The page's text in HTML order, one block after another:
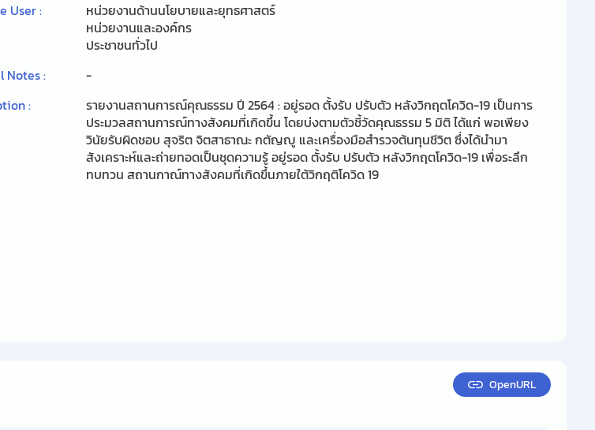
User :
หน่วยงานด้านนโยบายและยุทธศาสตร์
หน่วยงานและองค์กร
ประชาชนทั่วไป
Notes :
-
:
รายงานสถานการณ์คุณธรรม ปี 2564 :อยู่รอด ตั้งรับ ปรับตัว หลังวิกฤตโควิด-19 เป็นการ
ประมวลสถานการณ์ทางสังคมที่เกิดขึ้น โดยบ่งตามตัวชี้วัดคุณธรรม 5 มิติ ได้แก่ พอเพียง
วินัยรับผิดชอบ สุจริต จิตสาธาณะ กตัญญู และเครื่องมือสำรวจต้นทุนชีวิต ซึ่งได้นำมา
สังเคราะห์และถ่ายทอดเป็นชุดความรู้ อยู่รอด ตั้งรับ ปรับตัว หลังวิกฤตโควิด-19 เพื่อระลึก
ทบทวน สถานกาณ์ทางสังคมที่เกิดขึ้นภายใต้วิกฤติโควิด19
OpenURL